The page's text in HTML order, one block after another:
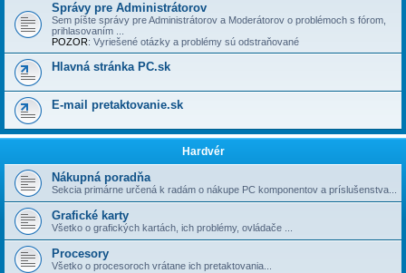
Správy pre Administrátorov
Sem píšte správy pre Administrátorov a Moderátorov o problémoch s fórom,
prihlasovaní­m ...
POZOR: Vyriešené otázky a problémy sú odstraňované
Hlavná stránka PC.sk
E-mail pretaktovanie.sk
Hardvér
Nákupná poradňa
Sekcia primárne určená k radám o nákupe PC komponentov a príslušenstva...
Grafické karty
Všetko o grafických kartách, ich problémy, ovládače ...
Procesory
Všetko o procesoroch vrátane ich pretaktovania...